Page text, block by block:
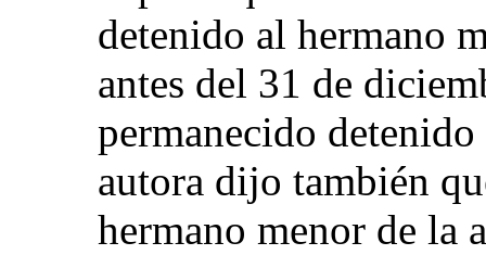
detenido al hermano
antes del 31 de
permanecido
autora dijo también
hermano menor de la